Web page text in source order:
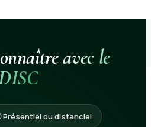
avec le
Présentiel ou distanciel